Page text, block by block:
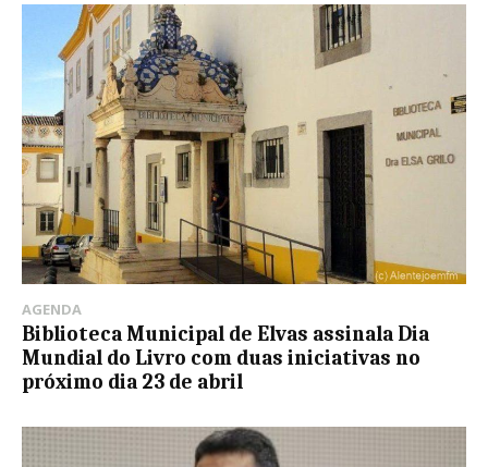
AGENDA
Biblioteca Municipal de Elvas assinala Dia
Mundial do Livro com duas iniciativas no
próximo dia 23 de abril